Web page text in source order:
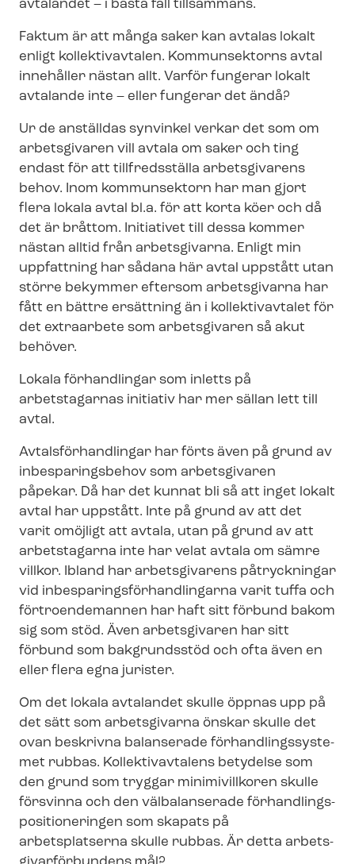
avtalandet – i bästa fall tillsammans.
Faktum är att många saker kan avtalas lokalt
enligt kollektivavtalen. Kommunsektorns avtal
innehåller nästan allt. Varför fungerar lokalt
avtalande inte – eller fungerar det ändå?
Ur de anställdas synvinkel verkar det som om
arbetsgivaren vill avtala om saker och ting
endast för att tillfredsställa arbetsgivarens
behov. Inom kommunsektorn har man gjort
flera lokala avtal bl.a. för att korta köer och då
det är bråttom. Initiativet till dessa kommer
nästan alltid från arbetsgivarna. Enligt min
uppfattning har sådana här avtal uppstått utan
större bekymmer eftersom arbetsgivarna har
fått en bättre ersättning än i kollektivavtalet för
det extraarbete som arbetsgivaren så akut
behöver.
Lokala förhandlingar som inletts på
arbetstagarnas initiativ har mer sällan lett till
avtal.
Av­tals­för­hand­ling­ar har förts även på grund av
inbesparingsbehov som arbetsgivaren
påpekar. Då har det kunnat bli så att inget lokalt
avtal har uppstått. Inte på grund av att det
varit omöjligt att avtala, utan på grund av att
arbetstagarna inte har velat avtala om sämre
villkor. Ibland har arbetsgivarens påtryckningar
vid in­be­spa­rings­för­hand­ling­ar­na varit tuffa och
förtroendemannen har haft sitt förbund bakom
sig som stöd. Även arbetsgivaren har sitt
förbund som bakgrundsstöd och ofta även en
eller flera egna jurister.
Om det lokala avtalandet skulle öppnas upp på
det sätt som arbetsgivarna önskar skulle det
ovan beskrivna balanserade för­hand­lings­sy­ste­
met rubbas. Kollektivavtalens betydelse som
den grund som tryggar minimivillkoren skulle
försvinna och den välbalanserade för­hand­lings­
po­si­tio­ne­ring­en som skapats på
arbetsplatserna skulle rubbas. Är detta ar­bets­